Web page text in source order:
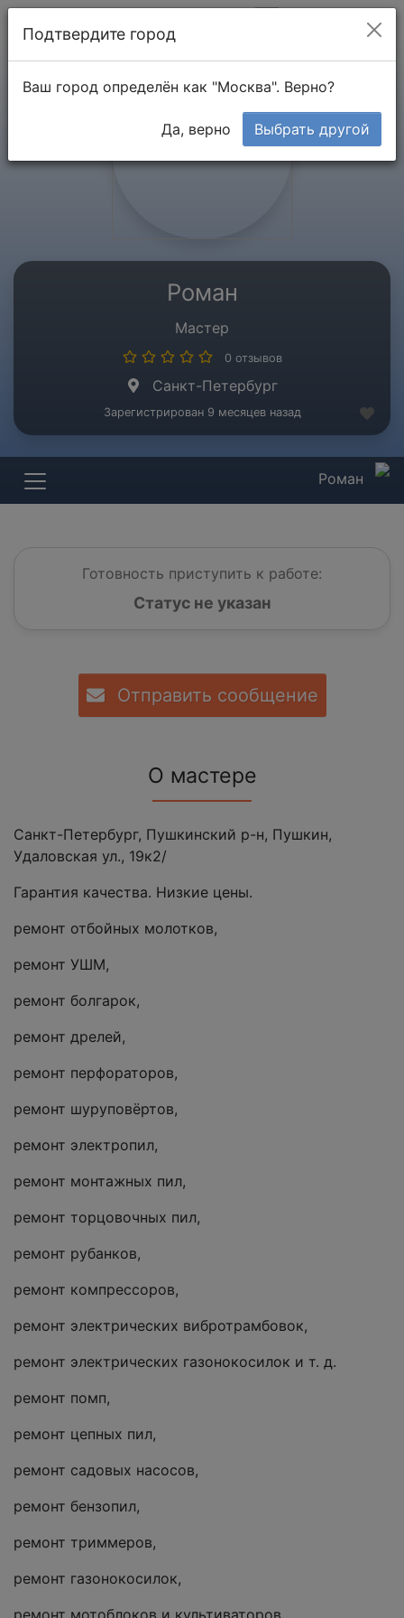
Роман
Мастер
0 отзывов
Санкт-Петербург
Зарегистрирован 9 месяцев назад
Роман
Готовность приступить к работе:
Статус не указан
Отправить сообщение
О мастере
Санкт-Петербург, Пушкинский р-н, Пушкин,
Удаловская ул., 19к2/
Гарантия качества. Низкие цены.
ремонт отбойных молотков,
ремонт УШМ,
ремонт болгарок,
ремонт дрелей,
ремонт перфораторов,
ремонт шуруповёртов,
ремонт электропил,
ремонт монтажных пил,
ремонт торцовочных пил,
ремонт рубанков,
ремонт компрессоров,
ремонт электрических вибротрамбовок,
ремонт электрических газонокосилок и т. д.
ремонт помп,
ремонт цепных пил,
ремонт садовых насосов,
ремонт бензопил,
ремонт триммеров,
ремонт газонокосилок,
Подтвердите город
Ваш город определён как "Москва". Верно?
Да, верно Выбрать другой